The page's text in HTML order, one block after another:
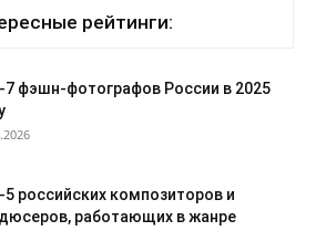
рейтинги:
7 фэшн-фотографов России в 2025
5 российских композиторов и
работающих в жанре